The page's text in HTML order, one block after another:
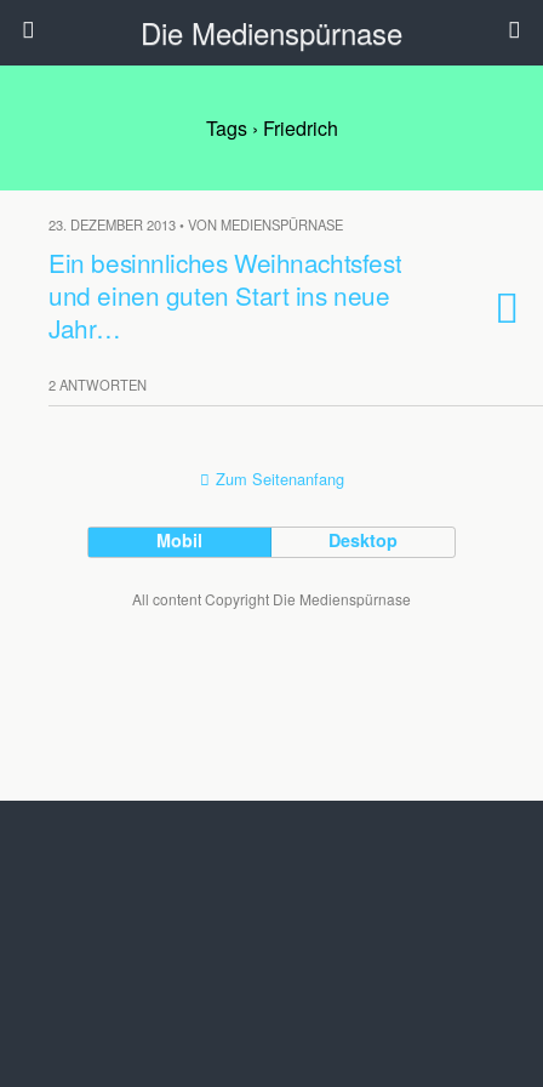
Die Medienspürnase
Tags › Friedrich
23. DEZEMBER 2013 • VON MEDIENSPÜRNASE
Ein besinnliches Weihnachtsfest
und einen guten Start ins neue
Jahr…
2 ANTWORTEN
Zum Seitenanfang
Mobil Desktop
All content Copyright Die Medienspürnase